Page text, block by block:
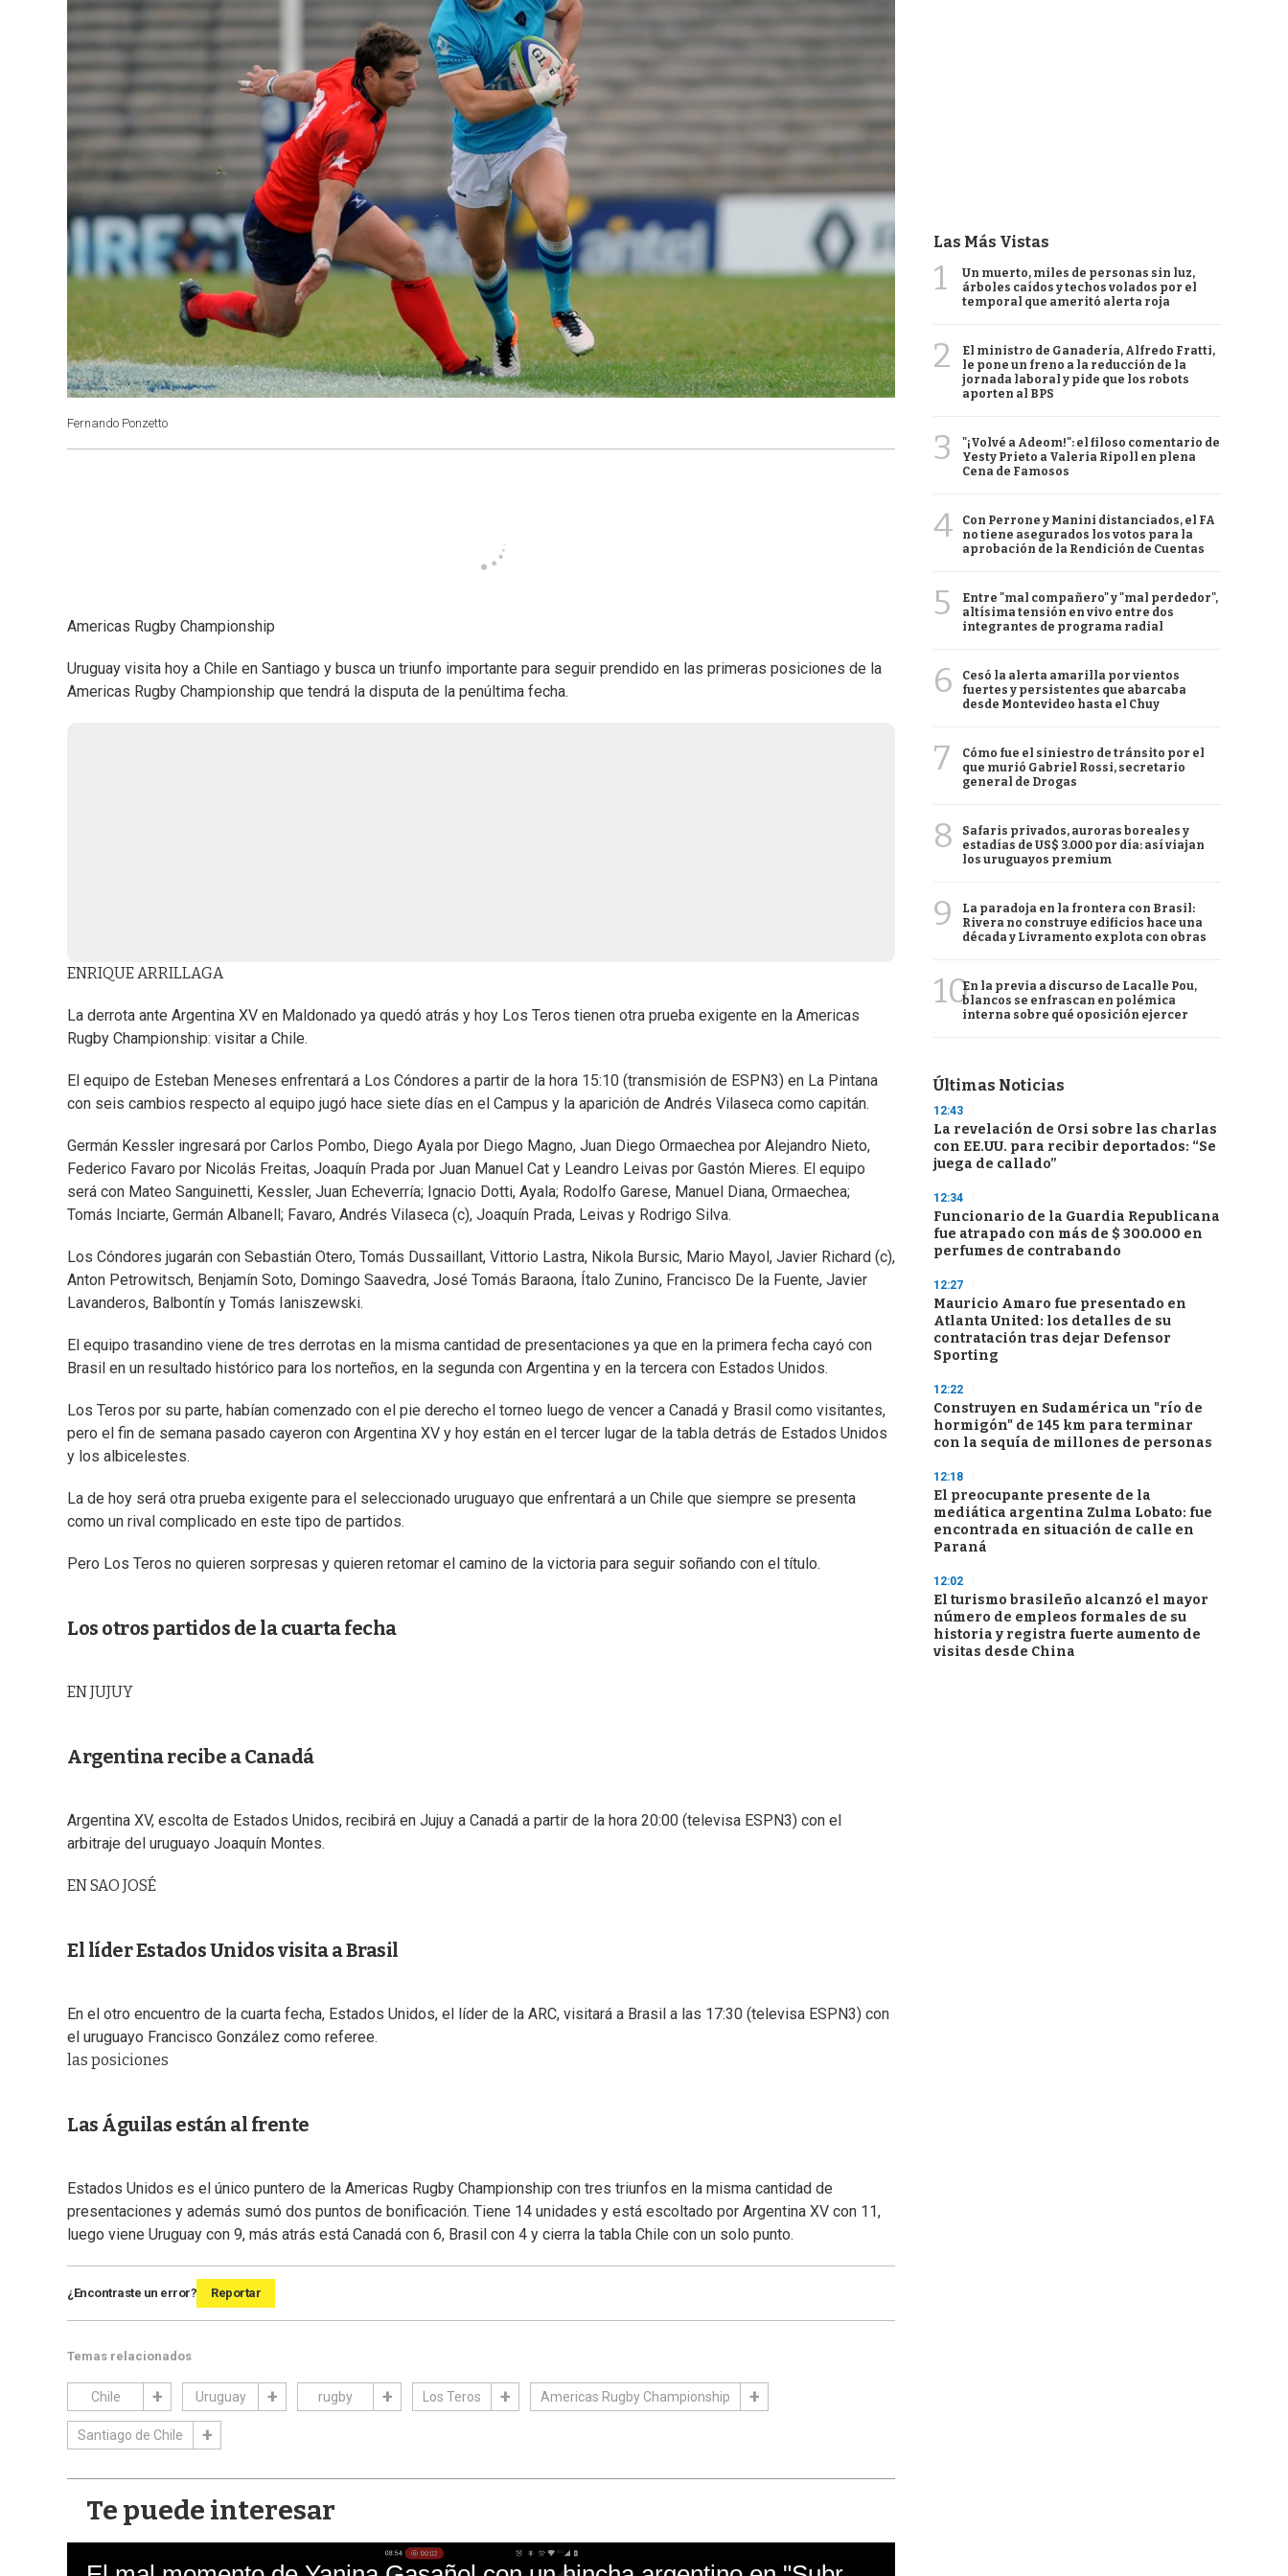
Fernando Ponzetto
Americas Rugby Championship
Uruguay visita hoy a Chile en Santiago y busca un triunfo importante para seguir prendido en las primeras posiciones de la
Americas Rugby Championship que tendrá la disputa de la penúltima fecha.
ENRIQUE ARRILLAGA
La derrota ante Argentina XV en Maldonado ya quedó atrás y hoy Los Teros tienen otra prueba exigente en la Americas
Rugby Championship: visitar a Chile.
El equipo de Esteban Meneses enfrentará a Los Cóndores a partir de la hora 15:10 (transmisión de ESPN3) en La Pintana
con seis cambios respecto al equipo jugó hace siete días en el Campus y la aparición de Andrés Vilaseca como capitán.
Germán Kessler ingresará por Carlos Pombo, Diego Ayala por Diego Magno, Juan Diego Ormaechea por Alejandro Nieto,
Federico Favaro por Nicolás Freitas, Joaquín Prada por Juan Manuel Cat y Leandro Leivas por Gastón Mieres. El equipo
será con Mateo Sanguinetti, Kessler, Juan Echeverría; Ignacio Dotti, Ayala; Rodolfo Garese, Manuel Diana, Ormaechea;
Tomás Inciarte, Germán Albanell; Favaro, Andrés Vilaseca (c), Joaquín Prada, Leivas y Rodrigo Silva.
Los Cóndores jugarán con Sebastián Otero, Tomás Dussaillant, Vittorio Lastra, Nikola Bursic, Mario Mayol, Javier Richard (c),
Anton Petrowitsch, Benjamín Soto, Domingo Saavedra, José Tomás Baraona, Ítalo Zunino, Francisco De la Fuente, Javier
Lavanderos, Balbontín y Tomás Ianiszewski.
El equipo trasandino viene de tres derrotas en la misma cantidad de presentaciones ya que en la primera fecha cayó con
Brasil en un resultado histórico para los norteños, en la segunda con Argentina y en la tercera con Estados Unidos.
Los Teros por su parte, habían comenzado con el pie derecho el torneo luego de vencer a Canadá y Brasil como visitantes,
pero el fin de semana pasado cayeron con Argentina XV y hoy están en el tercer lugar de la tabla detrás de Estados Unidos
y los albicelestes.
La de hoy será otra prueba exigente para el seleccionado uruguayo que enfrentará a un Chile que siempre se presenta
como un rival complicado en este tipo de partidos.
Pero Los Teros no quieren sorpresas y quieren retomar el camino de la victoria para seguir soñando con el título.
Los otros partidos de la cuarta fecha
EN JUJUY
Argentina recibe a Canadá
Argentina XV, escolta de Estados Unidos, recibirá en Jujuy a Canadá a partir de la hora 20:00 (televisa ESPN3) con el
arbitraje del uruguayo Joaquín Montes.
EN SAO JOSÉ
El líder Estados Unidos visita a Brasil
En el otro encuentro de la cuarta fecha, Estados Unidos, el líder de la ARC, visitará a Brasil a las 17:30 (televisa ESPN3) con
el uruguayo Francisco González como referee.
las posiciones
Las Águilas están al frente
Estados Unidos es el único puntero de la Americas Rugby Championship con tres triunfos en la misma cantidad de
presentaciones y además sumó dos puntos de bonificación. Tiene 14 unidades y está escoltado por Argentina XV con 11,
luego viene Uruguay con 9, más atrás está Canadá con 6, Brasil con 4 y cierra la tabla Chile con un solo punto.
¿Encontraste un error? Reportar
Temas relacionados
Chile Uruguay rugby Los Teros Americas Rugby Championship
Santiago de Chile
Te puede interesar
Las Más Vistas
1
Un muerto, miles de personas sin luz,
árboles caídos y techos volados por el
temporal que ameritó alerta roja
2
El ministro de Ganadería, Alfredo Fratti,
le pone un freno a la reducción de la
jornada laboral y pide que los robots
aporten al BPS
3
"¡Volvé a Adeom!": el filoso comentario de
Yesty Prieto a Valeria Ripoll en plena
Cena de Famosos
4
Con Perrone y Manini distanciados, el FA
no tiene asegurados los votos para la
aprobación de la Rendición de Cuentas
5
Entre "mal compañero" y "mal perdedor",
altísima tensión en vivo entre dos
integrantes de programa radial
6
Cesó la alerta amarilla por vientos
fuertes y persistentes que abarcaba
desde Montevideo hasta el Chuy
7
Cómo fue el siniestro de tránsito por el
que murió Gabriel Rossi, secretario
general de Drogas
8
Safaris privados, auroras boreales y
estadías de US$ 3.000 por día: así viajan
los uruguayos premium
9
La paradoja en la frontera con Brasil:
Rivera no construye edificios hace una
década y Livramento explota con obras
10En la previa a discurso de Lacalle Pou,
blancos se enfrascan en polémica
interna sobre qué oposición ejercer
Últimas Noticias
12:43
La revelación de Orsi sobre las charlas
con EE.UU. para recibir deportados: “Se
juega de callado”
12:34
Funcionario de la Guardia Republicana
fue atrapado con más de $ 300.000 en
perfumes de contrabando
12:27
Mauricio Amaro fue presentado en
Atlanta United: los detalles de su
contratación tras dejar Defensor
Sporting
12:22
Construyen en Sudamérica un "río de
hormigón" de 145 km para terminar
con la sequía de millones de personas
12:18
El preocupante presente de la
mediática argentina Zulma Lobato: fue
encontrada en situación de calle en
Paraná
12:02
El turismo brasileño alcanzó el mayor
número de empleos formales de su
historia y registra fuerte aumento de
visitas desde China